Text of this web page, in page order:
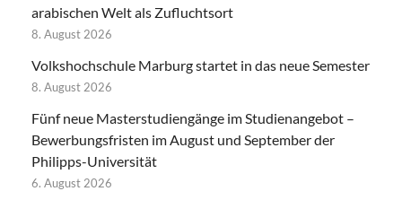
arabischen Welt als Zufluchtsort
8. August 2026
Volkshochschule Marburg startet in das neue Semester
8. August 2026
Fünf neue Masterstudiengänge im Studienangebot –
Bewerbungsfristen im August und September der
Philipps-Universität
6. August 2026